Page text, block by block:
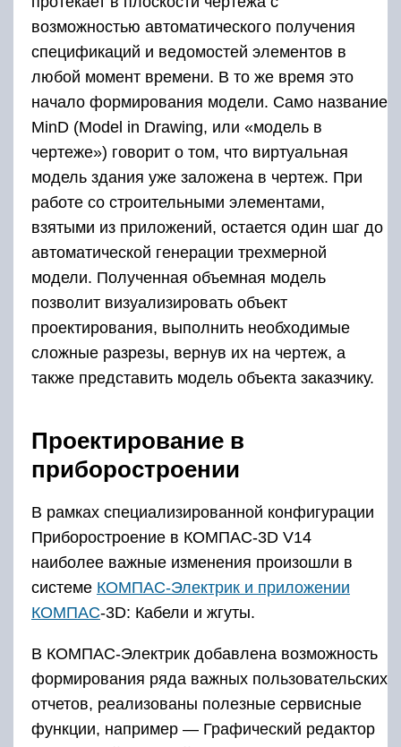
возможностью автоматического получения
спецификаций и ведомостей элементов в
любой момент времени. В то же время это
начало формирования модели. Само название
MinD (Model in Drawing, или «модель в
чертеже») говорит о том, что виртуальная
модель здания уже заложена в чертеж. При
работе со строительными элементами,
взятыми из приложений, остается один шаг до
автоматической генерации трехмерной
модели. Полученная объемная модель
позволит визуализировать объект
проектирования, выполнить необходимые
сложные разрезы, вернув их на чертеж, а
также представить модель объекта заказчику.
Проектирование в
приборостроении
В рамках специализированной конфигурации
Приборостроение в КОМПАС-3D V14
наиболее важные изменения произошли в
системе КОМПАС-Электрик и приложении
КОМПАС-3D: Кабели и жгуты.
В КОМПАС-Электрик добавлена возможность
формирования ряда важных пользовательских
отчетов, реализованы полезные сервисные
функции, например — Графический редактор